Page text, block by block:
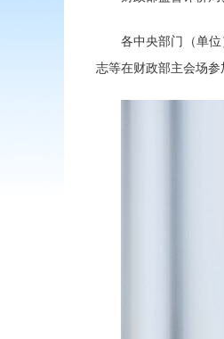
各中央部门（单
志等在财政部主会场